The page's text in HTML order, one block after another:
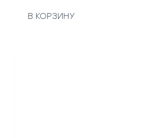
В КОРЗИНУ